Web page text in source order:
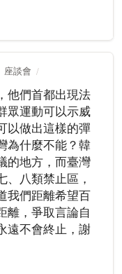
座談會
他們首都出現法
眾運動可以示威
以做出這樣的彈
為什麼不能？韓
的地方，而臺灣
八類禁止區，
我們距離希望百
離，爭取言論自
遠不會終止，謝